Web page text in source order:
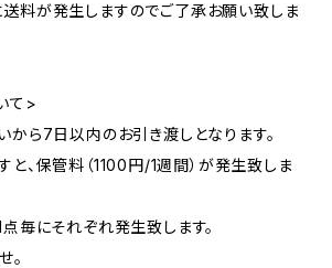
料が発生しますのでご了承お願い致しま
て>
から7日以内のお引き渡しとなります。
、保管料（1100円/1週間）が発生致しま
毎にそれぞれ発生致します。
。